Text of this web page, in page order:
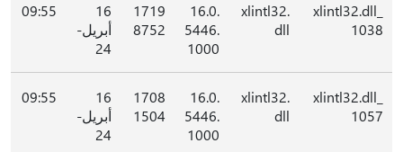
xlintl32.dll_
1038
xlintl32.
dll
16.0.
5446.
1000
1719
8752
16
أبريل-
24
09:55
xlintl32.dll_
1057
xlintl32.
dll
16.0.
5446.
1000
1708
1504
16
أبريل-
24
09:55